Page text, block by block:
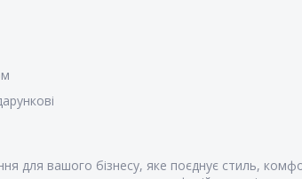
для вашого бізнесу, яке поєднує стиль,